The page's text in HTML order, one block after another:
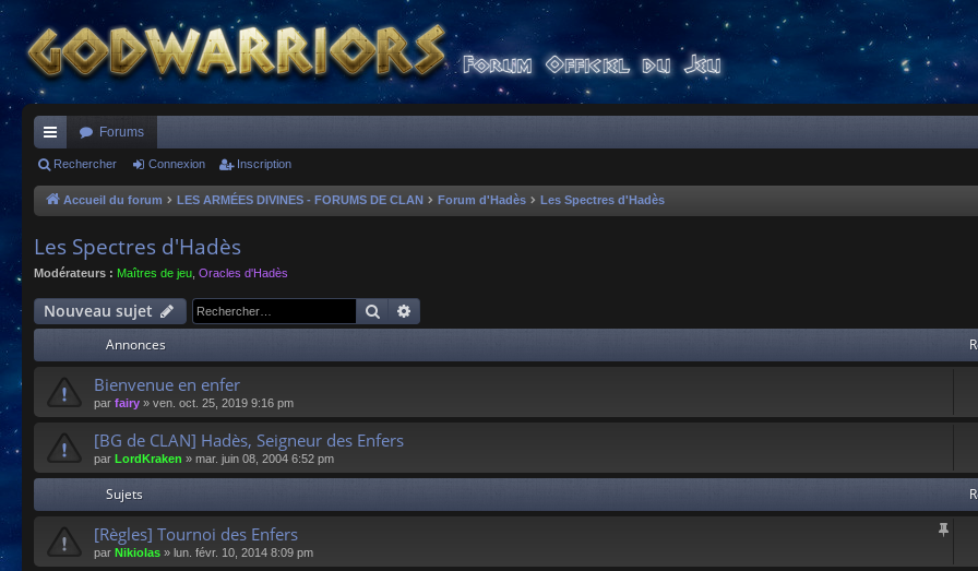
ac
co
s
Forums
Rechercher Connexion Inscription
Accueil du forum LES ARMÉES DIVINES - FORUMS DE CLAN Forum d'Hadès Les Spectres d'Hadès
Les Spectres d'Hadès
Modérateurs : Maîtres de jeu Oracles d'Hadès
Nouveau sujet Rechercher
Annonces
Bienvenue en enfer
par fairy » ven. oct. 25, 2019 9:16 pm
[BG de CLAN] Hadès, Seigneur des Enfers
par LordKraken » mar. juin 08, 2004 6:52 pm
Sujets
[Règles] Tournoi des Enfers
par Nikiolas » lun. févr. 10, 2014 8:09 pm